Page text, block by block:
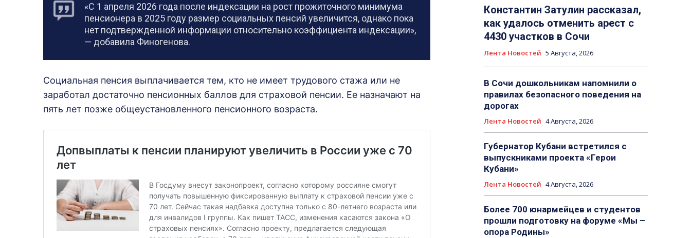
«С 1 апреля 2026 года после индексации на рост прожиточного минимума
пенсионера в 2025 году размер социальных пенсий увеличится, однако пока
нет подтвержденной информации относительно коэффициента индексации»,
— добавила Финогенова.
Социальная пенсия выплачивается тем, кто не имеет трудового стажа или не
заработал достаточно пенсионных баллов для страховой пенсии. Ее назначают на
пять лет позже общеустановленного пенсионного возраста.
Константин Затулин рассказал,
как удалось отменить арест с
4430 участков в Сочи
Лента Новостей 5 Августа, 2026
В Сочи дошкольникам напомнили о
правилах безопасного поведения на
дорогах
Лента Новостей 4 Августа, 2026
Губернатор Кубани встретился с
выпускниками проекта «Герои
Кубани»
Лента Новостей 4 Августа, 2026
Более 700 юнармейцев и студентов
прошли подготовку на форуме «Мы –
опора Родины»